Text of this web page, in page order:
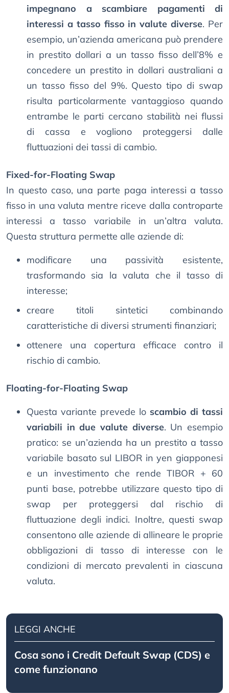
impegnano a scambiare pagamenti di
interessi a tasso fisso in valute diverse. Per
esempio, un’azienda americana può prendere
in prestito dollari a un tasso fisso dell’8% e
concedere un prestito in dollari australiani a
un tasso fisso del 9%. Questo tipo di swap
risulta particolarmente vantaggioso quando
entrambe le parti cercano stabilità nei flussi
di cassa e vogliono proteggersi dalle
fluttuazioni dei tassi di cambio.
Fixed-for-Floating Swap
In questo caso, una parte paga interessi a tasso
fisso in una valuta mentre riceve dalla controparte
interessi a tasso variabile in un’altra valuta.
Questa struttura permette alle aziende di:
modificare una passività esistente,
trasformando sia la valuta che il tasso di
interesse;
creare titoli sintetici combinando
caratteristiche di diversi strumenti finanziari;
ottenere una copertura efficace contro il
rischio di cambio.
Floating-for-Floating Swap
Questa variante prevede lo scambio di tassi
variabili in due valute diverse. Un esempio
pratico: se un’azienda ha un prestito a tasso
variabile basato sul LIBOR in yen giapponesi
e un investimento che rende TIBOR + 60
punti base, potrebbe utilizzare questo tipo di
swap per proteggersi dal rischio di
fluttuazione degli indici. Inoltre, questi swap
consentono alle aziende di allineare le proprie
obbligazioni di tasso di interesse con le
condizioni di mercato prevalenti in ciascuna
valuta.
LEGGI ANCHE
Cosa sono i Credit Default Swap (CDS) e
come funzionano